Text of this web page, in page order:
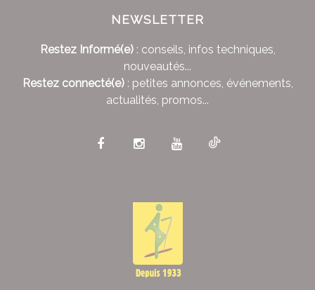
NEWSLETTER
Restez Informé(e): conseils, infos techniques,
nouveautés...
Restez connecté(e): petites annonces, événements,
actualités, promos...